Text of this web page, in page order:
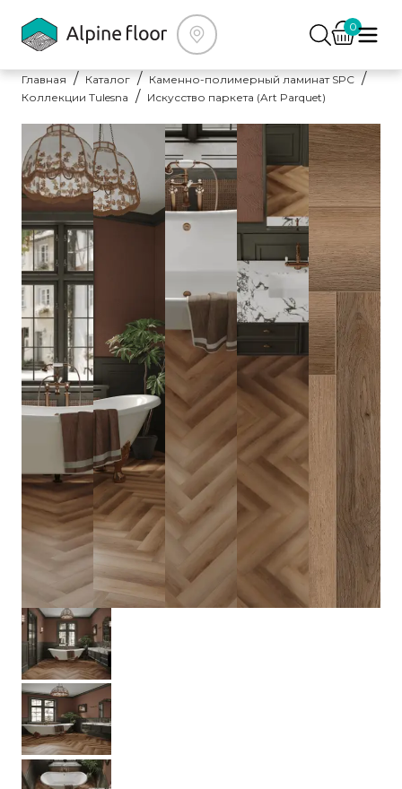
0
Главная Каталог
Каменно-полимерный ламинат SPC
Коллекции Tulesna
Искусство паркета (Art Parquet)